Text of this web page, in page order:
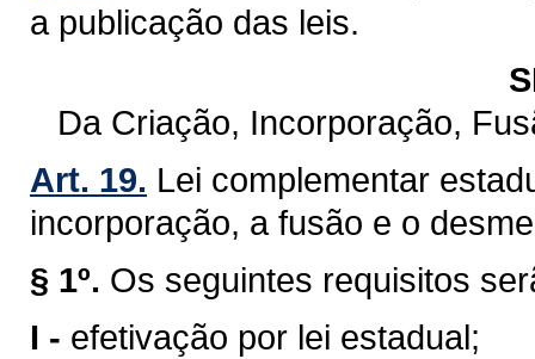
a publicação das leis.
Da Criação, Incorporação,
Art. 19. Lei complementar
incorporação, a fusão e o
§ 1º. Os seguintes requisitos
I - efetivação por lei estadual;